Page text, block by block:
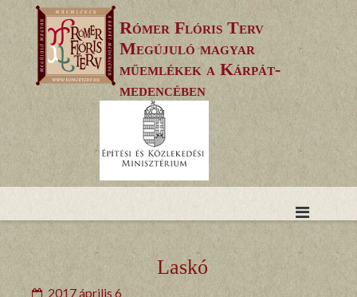
to
content
Rómer Flóris Terv
Megújuló magyar
műemlékek a Kárpát-
medencében
Laskó
2017 április 6